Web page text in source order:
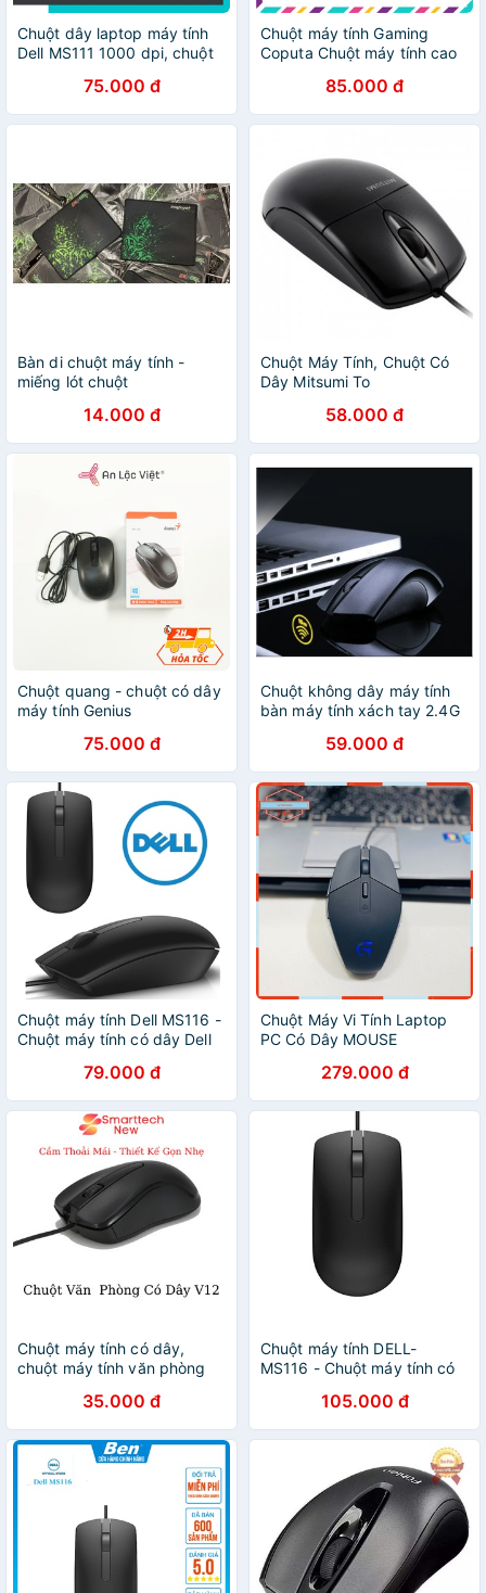
Chuột dây laptop máy tính
Dell MS111 1000 dpi, chuột
dòng máy75.000 đ
Chuột máy tính Gaming
Coputa Chuột máy tính cao
85.000 đ
Bàn di chuột máy tính -
miếng lót chuột
14.000 đ
Chuột Máy Tính, Chuột Có
Dây Mitsumi To
58.000 đ
Chuột quang - chuột có dây
máy tính Genius
75.000 đ
Chuột không dây máy tính
bàn máy tính xách tay 2.4G
59.000 đ
Chuột máy tính Dell MS116 -
Chuột máy tính có dây Dell
79.000 đ
Chuột Máy Vi Tính Laptop
PC Có Dây MOUSE
Tính Chơi Game
279.000 đ
Chuột máy tính có dây,
chuột máy tính văn phòng
35.000 đ
Chuột máy tính DELL-
MS116 - Chuột máy tính có
chính hãng105.000 đ